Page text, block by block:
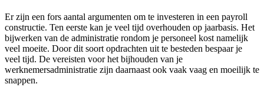
Er zijn een fors aantal argumenten om te investeren in een payroll
constructie. Ten eerste kan je veel tijd overhouden op jaarbasis. Het
bijwerken van de administratie rondom je personeel kost namelijk
veel moeite. Door dit soort opdrachten uit te besteden bespaar je
veel tijd. De vereisten voor het bijhouden van je
werknemersadministratie zijn daarnaast ook vaak vaag en moeilijk te
snappen.